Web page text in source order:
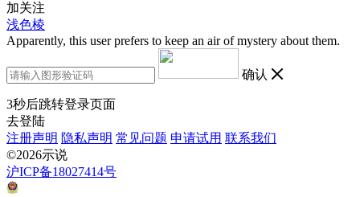
加关注
浅色棱
Apparently, this user prefers to keep an air of mystery about them.
确认
3秒后跳转登录页面
去登陆
注册声明 隐私声明 常见问题 申请试用 联系我们
©2026示说
沪ICP备18027414号